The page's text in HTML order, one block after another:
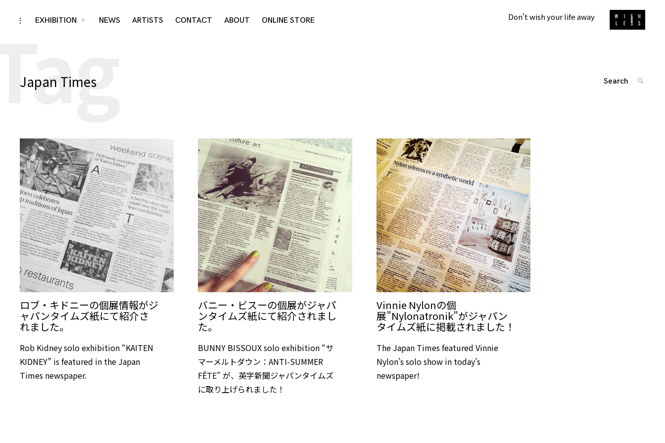
Skip
Don't wish your life away
toggleEXHIBITION
toggle
NEWS ARTISTS CONTACT ABOUT ONLINE STORE
Japan Times
ロブ・キドニーの個展情報がジ
ャパンタイムズ紙にて紹介さ
れました。
Rob Kidney solo exhibition “KAITEN
KIDNEY” is featured in the Japan
Times newspaper.
バニー・ビスーの個展がジャパ
ンタイムズ紙にて紹介されまし
た。
BUNNY BISSOUX solo exhibition “サ
マーメルトダウン：ANTI-SUMMER
FÊTE” が、英字新聞ジャパンタイムズ
に取り上げられました！
Vinnie Nylonの個
展”Nylonatronik”がジャパン
タイムズ紙に掲載されました！
The Japan Times featured Vinnie
Nylon’s solo show in today’s
newspaper!